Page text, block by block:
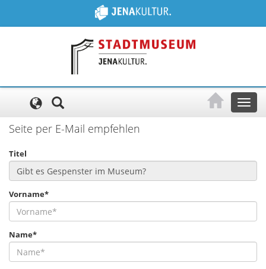
Toggle
Seite per E-Mail empfehlen
Titel
Vorname*
Name*